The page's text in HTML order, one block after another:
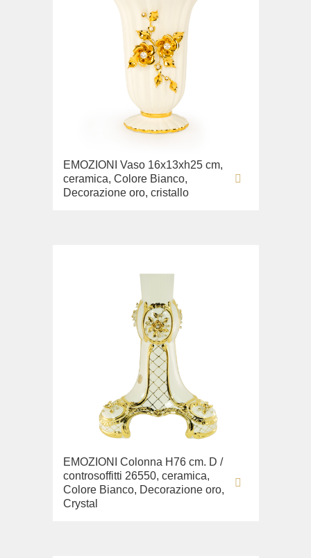
EMOZIONI Vaso 16x13xh25 cm,
ceramica, Colore Bianco,
Decorazione oro, cristallo
EMOZIONI Colonna H76 cm. D /
controsoffitti 26550, ceramica,
Colore Bianco, Decorazione oro,
Crystal